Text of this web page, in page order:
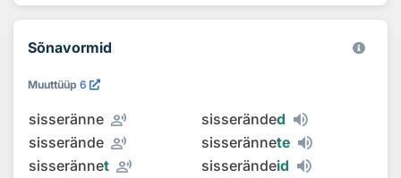
Sõnavormid
Muuttüüp 6
sisseränne record_voice_over sisseränded
sisserände record_voice_over sisserännete
sisserännet record_voice_over sisserändeid